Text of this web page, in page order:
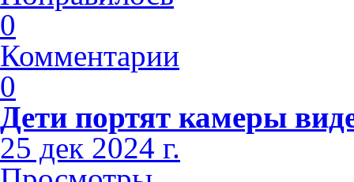
0
Комментарии
0
Дети портят камеры
25 дек 2024 г.